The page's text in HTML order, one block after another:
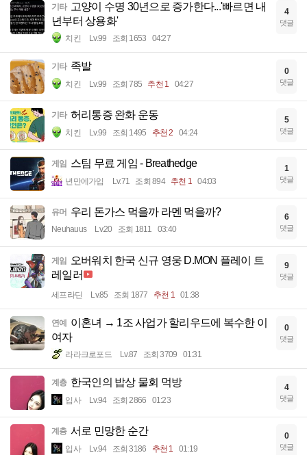
기타 고양이 수명 30년으로 증가한다...'빠르면 내
년부터 상용화'
치킨 Lv.99 조회 1653 04:27
4
댓글
기타 족발
치킨 Lv.99 조회 785 추천 1 04:27
0
댓글
기타 허리통증 완화 운동
치킨 Lv.99 조회 1495 추천 2 04:24
5
댓글
게임 스팀 무료 게임 - Breathedge
년만에가입 Lv.71 조회 894 추천 1 04:03
1
댓글
유머 우리 돈가스 먹을까 라멘 먹을까?
Neuhauus Lv.20 조회 1811 03:40
6
댓글
게임
오버워치 한국 신규 영웅 D.MON 플레이 트
레일러
세프라딘 Lv.85 조회 1877 추천 1 01:38
9
댓글
연예
이혼녀 → 1조 사업가 할리우드에 복수한 이
여자
라라크로포드 Lv.87 조회 3709 01:31
0
댓글
계층 한국인의 밥상 물회 먹방
입사 Lv.94 조회 2866 01:23
4
댓글
계층 서로 민망한 순간
입사 Lv.94 조회 3186 추천 1 01:19
0
댓글